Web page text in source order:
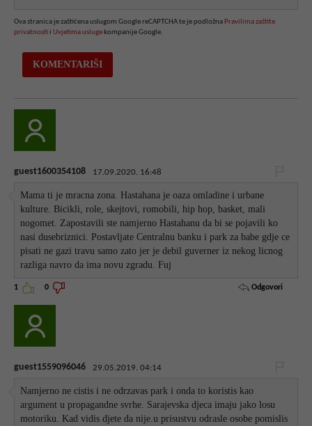
Ova stranica je zaštićena uslugom Google reCAPTCHA te je podložna Pravilima zaštite
privatnosti i Uvjetima usluge kompanije Google.
guest1600354108 17.09.2020. 16:48
Mama ti je mracna zona. Hastahana je oaza omladine i urbane
kulture. Bicikli, role, skejtovi, romobili, hip hop, basket, mali
nogomet. Zapostavili ste namjerno Hastahanu da bi se pojavili ko
nasi dusebriznici. Postavljate Centralnu banku i park za babe gdje ce
pisati ne gazi travu samo zato jer je debil guverner iz nekog licnog
razliga navro da ima novu zgradu. Fuj
1 0 Odgovori
guest1559096046 29.05.2019. 04:14
Namjerno ne cistis i ne odrzavas park i onda to koristis kao
argument u propagandne svrhe. Sarajevska djeca imaju jako losu
motoriku. Kad vidis djete da nije.u prisustvu odrasle osobe pomislis